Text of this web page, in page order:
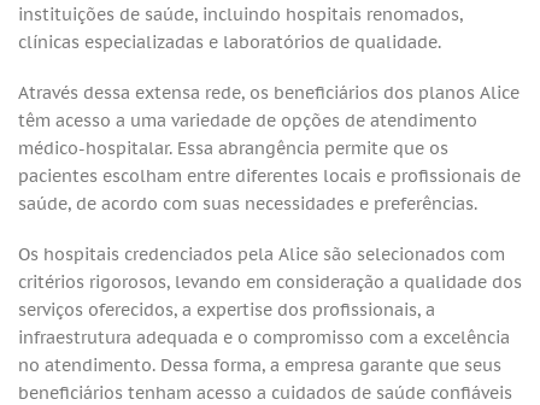
instituições de saúde, incluindo hospitais renomados,
clínicas especializadas e laboratórios de qualidade.
Através dessa extensa rede, os beneficiários dos planos Alice
têm acesso a uma variedade de opções de atendimento
médico-hospitalar. Essa abrangência permite que os
pacientes escolham entre diferentes locais e profissionais de
saúde, de acordo com suas necessidades e preferências.
Os hospitais credenciados pela Alice são selecionados com
critérios rigorosos, levando em consideração a qualidade dos
serviços oferecidos, a expertise dos profissionais, a
infraestrutura adequada e o compromisso com a excelência
no atendimento. Dessa forma, a empresa garante que seus
beneficiários tenham acesso a cuidados de saúde confiáveis